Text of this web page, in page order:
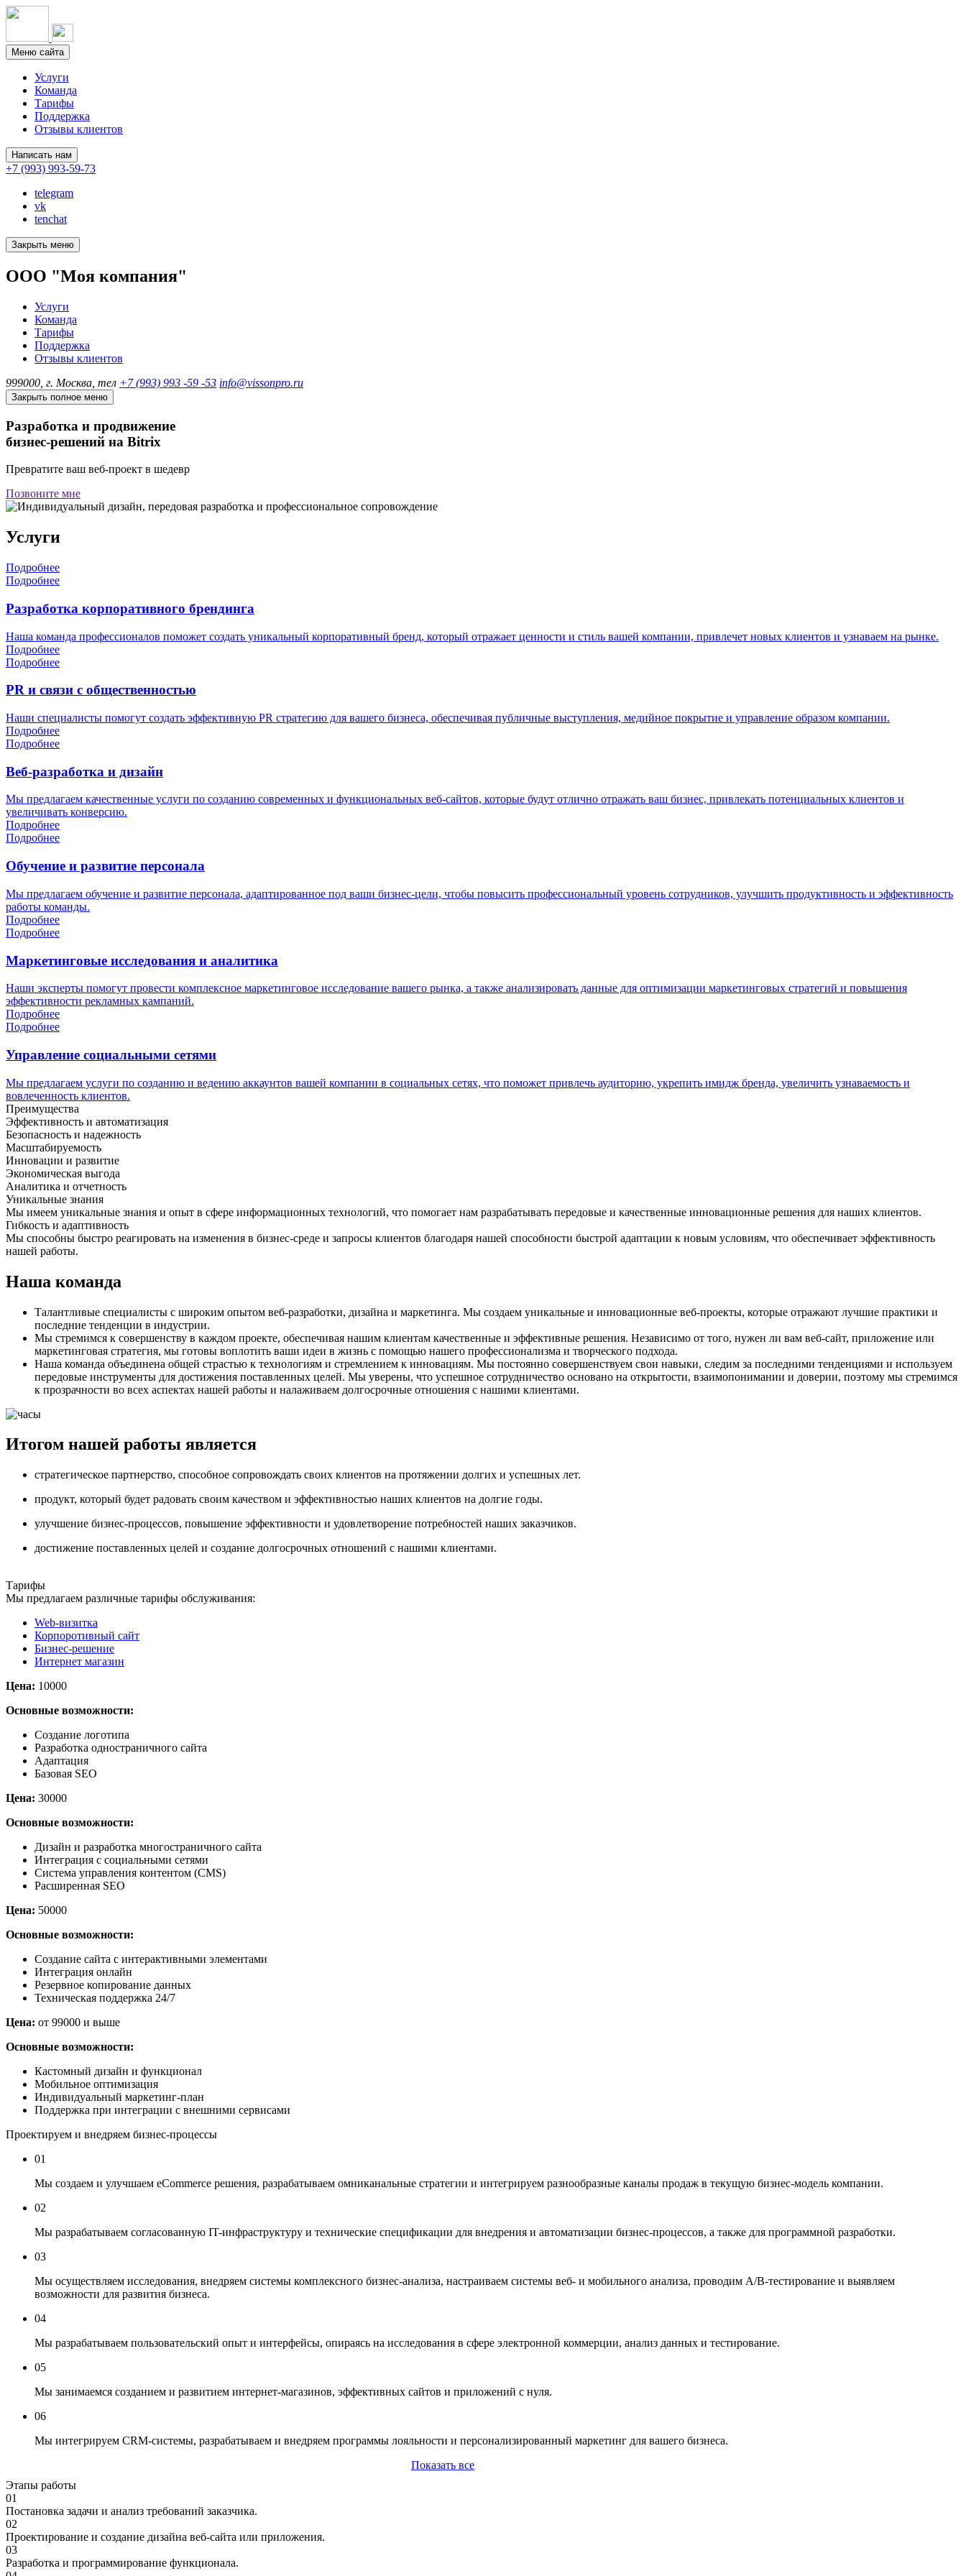
Меню сайта
Услуги
Команда
Тарифы
Поддержка
Отзывы клиентов
Написать нам
+7 (993) 993-59-73
telegram
vk
tenchat
Закрыть меню
ООО "Моя компания"
Услуги
Команда
Тарифы
Поддержка
Отзывы клиентов
999000, г. Москва, тел +7 (993) 993 -59 -53 info@vissonpro.ru
Закрыть полное меню
Разработка и продвижение
бизнес-решений на Bitrix
Превратите ваш веб-проект в шедевр
Позвоните мне
Услуги
Подробнее
Подробнее
Разработка корпоративного брендинга
Наша команда профессионалов поможет создать уникальный корпоративный бренд, который отражает ценности и стиль вашей компании, привлечет новых клиентов и узнаваем на рынке.
Подробнее
Подробнее
PR и связи с общественностью
Наши специалисты помогут создать эффективную PR стратегию для вашего бизнеса, обеспечивая публичные выступления, медийное покрытие и управление образом компании.
Подробнее
Подробнее
Веб-разработка и дизайн
Мы предлагаем качественные услуги по созданию современных и функциональных веб-сайтов, которые будут отлично отражать ваш бизнес, привлекать потенциальных клиентов и
увеличивать конверсию.
Подробнее
Подробнее
Обучение и развитие персонала
Мы предлагаем обучение и развитие персонала, адаптированное под ваши бизнес-цели, чтобы повысить профессиональный уровень сотрудников, улучшить продуктивность и эффективность
работы команды.
Подробнее
Подробнее
Маркетинговые исследования и аналитика
Наши эксперты помогут провести комплексное маркетинговое исследование вашего рынка, а также анализировать данные для оптимизации маркетинговых стратегий и повышения
эффективности рекламных кампаний.
Подробнее
Подробнее
Управление социальными сетями
Мы предлагаем услуги по созданию и ведению аккаунтов вашей компании в социальных сетях, что поможет привлечь аудиторию, укрепить имидж бренда, увеличить узнаваемость и
вовлеченность клиентов.
Преимущества
Эффективность и автоматизация
Безопасность и надежность
Масштабируемость
Инновации и развитие
Экономическая выгода
Аналитика и отчетность
Уникальные знания
Мы имеем уникальные знания и опыт в сфере информационных технологий, что помогает нам разрабатывать передовые и качественные инновационные решения для наших клиентов.
Гибкость и адаптивность
Мы способны быстро реагировать на изменения в бизнес-среде и запросы клиентов благодаря нашей способности быстрой адаптации к новым условиям, что обеспечивает эффективность
нашей работы.
Наша команда
Талантливые специалисты с широким опытом веб-разработки, дизайна и маркетинга. Мы создаем уникальные и инновационные веб-проекты, которые отражают лучшие практики и
последние тенденции в индустрии.
Мы стремимся к совершенству в каждом проекте, обеспечивая нашим клиентам качественные и эффективные решения. Независимо от того, нужен ли вам веб-сайт, приложение или
маркетинговая стратегия, мы готовы воплотить ваши идеи в жизнь с помощью нашего профессионализма и творческого подхода.
Наша команда объединена общей страстью к технологиям и стремлением к инновациям. Мы постоянно совершенствуем свои навыки, следим за последними тенденциями и используем
передовые инструменты для достижения поставленных целей. Мы уверены, что успешное сотрудничество основано на открытости, взаимопонимании и доверии, поэтому мы стремимся
к прозрачности во всех аспектах нашей работы и налаживаем долгосрочные отношения с нашими клиентами.
Итогом нашей работы является
стратегическое партнерство, способное сопровождать своих клиентов на протяжении долгих и успешных лет.
продукт, который будет радовать своим качеством и эффективностью наших клиентов на долгие годы.
улучшение бизнес-процессов, повышение эффективности и удовлетворение потребностей наших заказчиков.
достижение поставленных целей и создание долгосрочных отношений с нашими клиентами.
Тарифы
Мы предлагаем различные тарифы обслуживания:
Web-визитка
Корпоротивный сайт
Бизнес-решение
Интернет магазин
Цена: 10000
Основные возможности:
Создание логотипа
Разработка одностраничного сайта
Адаптация
Базовая SEO
Цена: 30000
Основные возможности:
Дизайн и разработка многостраничного сайта
Интеграция с социальными сетями
Система управления контентом (CMS)
Расширенная SEO
Цена: 50000
Основные возможности:
Создание сайта с интерактивными элементами
Интеграция онлайн
Резервное копирование данных
Техническая поддержка 24/7
Цена: от 99000 и выше
Основные возможности:
Кастомный дизайн и функционал
Мобильное оптимизация
Индивидуальный маркетинг-план
Поддержка при интеграции с внешними сервисами
Проектируем и внедряем бизнес-процессы
01
Мы создаем и улучшаем eCommerce решения, разрабатываем омниканальные стратегии и интегрируем разнообразные каналы продаж в текущую бизнес-модель компании.
02
Мы разрабатываем согласованную IT-инфраструктуру и технические спецификации для внедрения и автоматизации бизнес-процессов, а также для программной разработки.
03
Мы осуществляем исследования, внедряем системы комплексного бизнес-анализа, настраиваем системы веб- и мобильного анализа, проводим A/B-тестирование и выявляем
возможности для развития бизнеса.
04
Мы разрабатываем пользовательский опыт и интерфейсы, опираясь на исследования в сфере электронной коммерции, анализ данных и тестирование.
05
Мы занимаемся созданием и развитием интернет-магазинов, эффективных сайтов и приложений с нуля.
06
Мы интегрируем CRM-системы, разрабатываем и внедряем программы лояльности и персонализированный маркетинг для вашего бизнеса.
Показать все
Этапы работы
01
Постановка задачи и анализ требований заказчика.
02
Проектирование и создание дизайна веб-сайта или приложения.
03
Разработка и программирование функционала.